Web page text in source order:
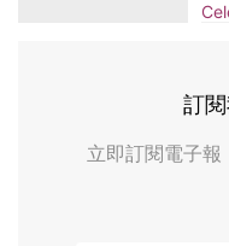
訂
立即訂閱電子